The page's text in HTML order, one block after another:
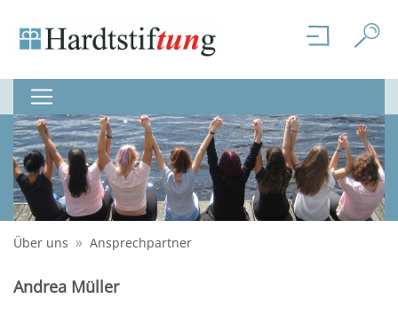
Über uns Ansprechpartner
Andrea Müller